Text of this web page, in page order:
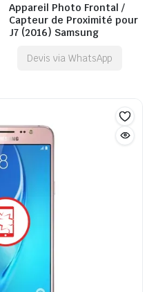
Appareil Photo Frontal /
Capteur de Proximité pour
J7 (2016) Samsung
Devis via WhatsApp